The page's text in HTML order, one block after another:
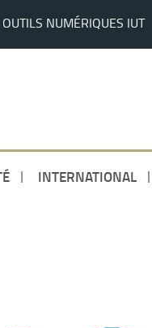
OUTILS NUMÉRIQUES IUT
INTERNATIONAL